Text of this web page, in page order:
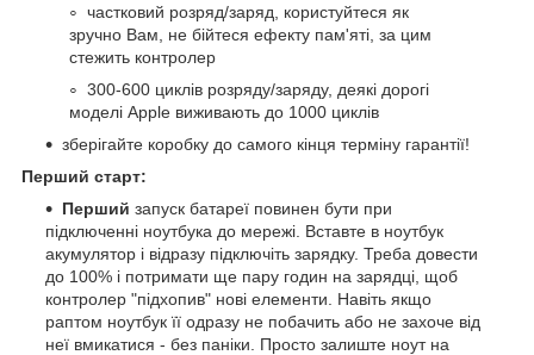
частковий розряд/заряд, користуйтеся як
зручно Вам, не бійтеся ефекту пам'яті, за цим
стежить контролер
300-600 циклів розряду/заряду, деякі дорогі
моделі Apple виживають до 1000 циклів
зберігайте коробку до самого кінця терміну гарантії!
Перший старт:
Перший запуск батареї повинен бути при
підключенні ноутбука до мережі. Вставте в ноутбук
акумулятор і відразу підключіть зарядку. Треба довести
до 100% і потримати ще пару годин на зарядці, щоб
контролер "підхопив" нові елементи. Навіть якщо
раптом ноутбук її одразу не побачить або не захоче від
неї вмикатися - без паніки. Просто залиште ноут на